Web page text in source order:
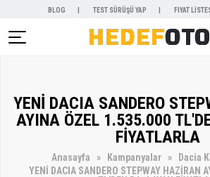
)
BLOG TEST SÜRÜŞÜ YAP FİYAT
YENİ DACIA SANDERO
AYINA ÖZEL 1.535.000
FİYATLARLA
Anasayfa Kampanyalar
Dacia
YENİ DACIA SANDERO STEPWAY HAZİRAN